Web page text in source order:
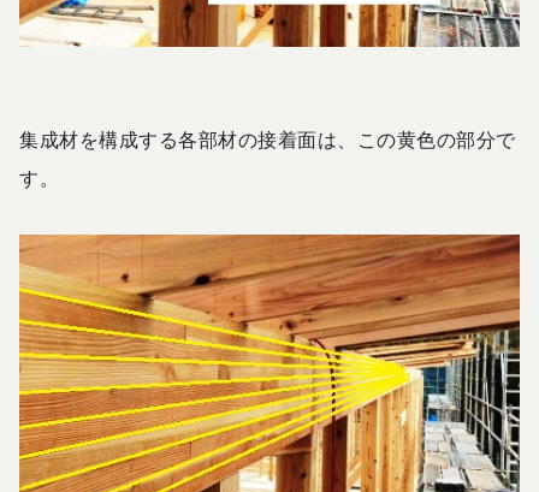
集成材を構成する各部材の接着面は、この黄色の部分で
す。